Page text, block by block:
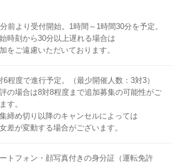
分前より受付開始。1時間～1時間30分を予定。
時刻から30分以上遅れる場合は
をご遠慮いただいております。
6程度で進行予定。（最少開催人数：3対3）
の場合は8対8程度まで追加募集の可能性がご
す。
締め切り以降のキャンセルによっては
差が変動する場合がございます。
トフォン・顔写真付きの身分証（運転免許